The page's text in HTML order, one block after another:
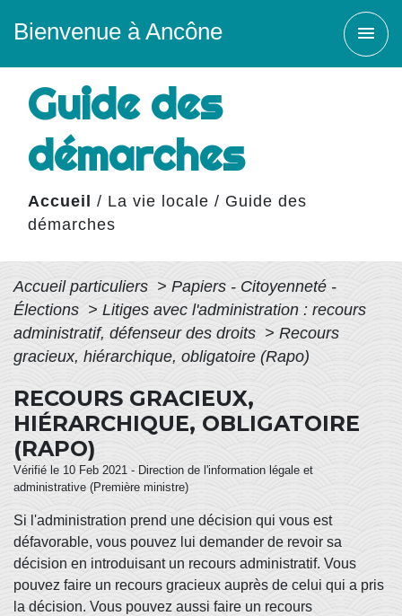
Bienvenue à Ancône menu
Guide des
démarches
Accueil / La vie locale / Guide des
démarches
Accueil particuliers > Papiers - Citoyenneté -
Élections > Litiges avec l'administration : recours
administratif, défenseur des droits > Recours
gracieux, hiérarchique, obligatoire (Rapo)
RECOURS GRACIEUX,
HIÉRARCHIQUE, OBLIGATOIRE
(RAPO)
Vérifié le 10 Feb 2021 - Direction de l'information légale et
administrative (Première ministre)
Si l'administration prend une décision qui vous est
défavorable, vous pouvez lui demander de revoir sa
décision en introduisant un recours administratif. Vous
pouvez faire un recours gracieux auprès de celui qui a pris
la décision. Vous pouvez aussi faire un recours